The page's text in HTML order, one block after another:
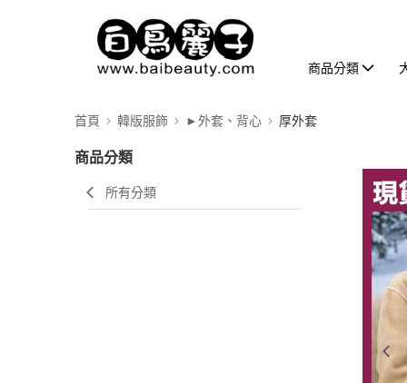
商品分類
首頁 韓版服飾 ►外套、背心 厚外套
商品分類
所有分類